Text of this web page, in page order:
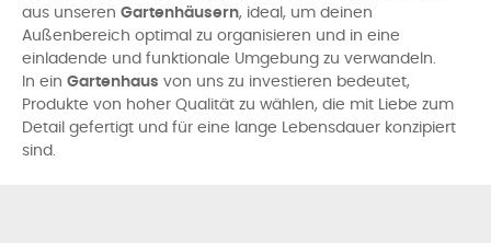
aus unseren Gartenhäusern, ideal, um deinen
Außenbereich optimal zu organisieren und in eine
einladende und funktionale Umgebung zu verwandeln.
In ein Gartenhaus von uns zu investieren bedeutet,
Produkte von hoher Qualität zu wählen, die mit Liebe zum
Detail gefertigt und für eine lange Lebensdauer konzipiert
sind.